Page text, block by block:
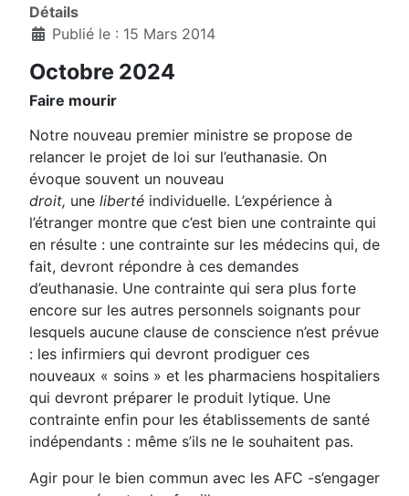
Détails
Publié le : 15 Mars 2014
Octobre 2024
Faire mourir
Notre nouveau premier ministre se propose de
relancer le projet de loi sur l’euthanasie. On
évoque souvent un nouveau
droit, une liberté individuelle. L’expérience à
l’étranger montre que c’est bien une contrainte qui
en résulte : une contrainte sur les médecins qui, de
fait, devront répondre à ces demandes
d’euthanasie. Une contrainte qui sera plus forte
encore sur les autres personnels soignants pour
lesquels aucune clause de conscience n’est prévue
: les infirmiers qui devront prodiguer ces
nouveaux « soins » et les pharmaciens hospitaliers
qui devront préparer le produit lytique. Une
contrainte enfin pour les établissements de santé
indépendants : même s’ils ne le souhaitent pas.
Agir pour le bien commun avec les AFC -s’engager